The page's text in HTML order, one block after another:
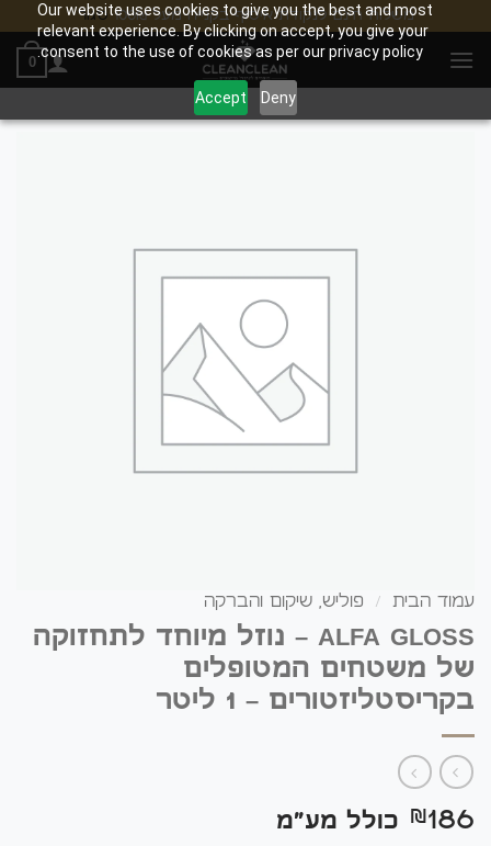
Our website uses cookies to give you the best and most
relevant experience. By clicking on accept, you give your
consent to the use of cookies as per our privacy policy.
Deny
Accept
משלוח חינם לנקודת איסוף בקנייה מעל 100₪ סגור
0
עמוד הבית / פוליש, שיקום והברקה
ALFA GLOSS – נוזל מיוחד לתחזוקה
של משטחים המטופלים
בקריסטליזטורים – 1 ליטר
₪186 כולל מע"מ